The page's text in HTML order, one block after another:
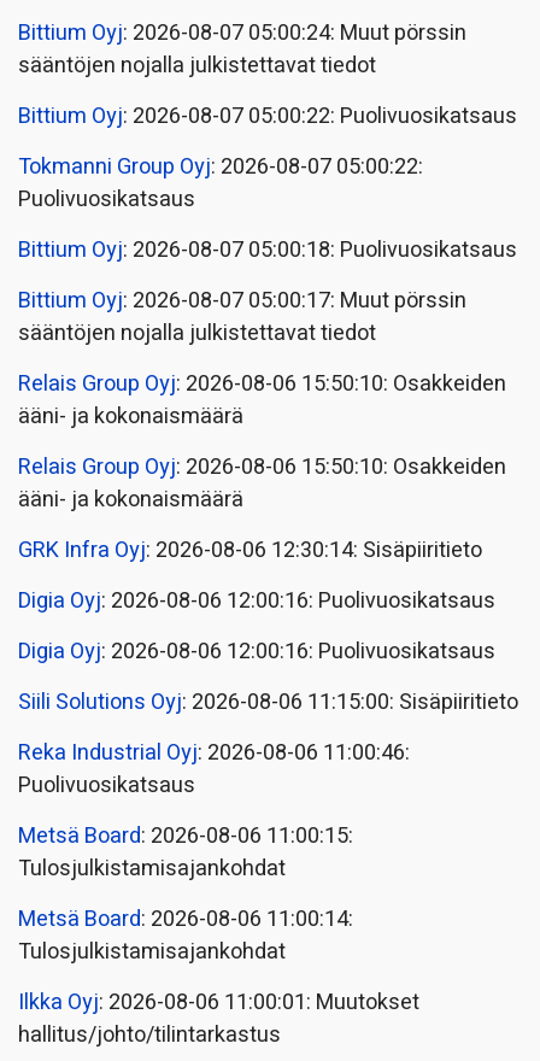
Bittium Oyj: 2026-08-07 05:00:24: Muut pörssin
sääntöjen nojalla julkistettavat tiedot
Bittium Oyj: 2026-08-07 05:00:22: Puolivuosikatsaus
Tokmanni Group Oyj: 2026-08-07 05:00:22:
Puolivuosikatsaus
Bittium Oyj: 2026-08-07 05:00:18: Puolivuosikatsaus
Bittium Oyj: 2026-08-07 05:00:17: Muut pörssin
sääntöjen nojalla julkistettavat tiedot
Relais Group Oyj: 2026-08-06 15:50:10: Osakkeiden
ääni- ja kokonaismäärä
Relais Group Oyj: 2026-08-06 15:50:10: Osakkeiden
ääni- ja kokonaismäärä
GRK Infra Oyj: 2026-08-06 12:30:14: Sisäpiiritieto
Digia Oyj: 2026-08-06 12:00:16: Puolivuosikatsaus
Digia Oyj: 2026-08-06 12:00:16: Puolivuosikatsaus
Siili Solutions Oyj: 2026-08-06 11:15:00: Sisäpiiritieto
Reka Industrial Oyj: 2026-08-06 11:00:46:
Puolivuosikatsaus
Metsä Board: 2026-08-06 11:00:15:
Tulosjulkistamisajankohdat
Metsä Board: 2026-08-06 11:00:14:
Tulosjulkistamisajankohdat
Ilkka Oyj: 2026-08-06 11:00:01: Muutokset
hallitus/johto/tilintarkastus